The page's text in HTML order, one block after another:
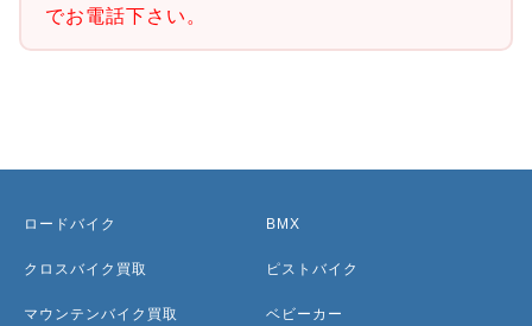
でお電話下さい。
ロードバイク
クロスバイク買取
マウンテンバイク買取
BMX
ピストバイク
ベビーカー